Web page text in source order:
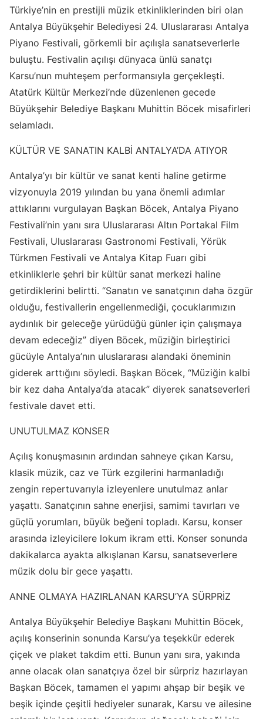
Türkiye’nin en prestijli müzik etkinliklerinden biri olan
Antalya Büyükşehir Belediyesi 24. Uluslararası Antalya
Piyano Festivali, görkemli bir açılışla sanatseverlerle
buluştu. Festivalin açılışı dünyaca ünlü sanatçı
Karsu’nun muhteşem performansıyla gerçekleşti.
Atatürk Kültür Merkezi’nde düzenlenen gecede
Büyükşehir Belediye Başkanı Muhittin Böcek misafirleri
selamladı.
KÜLTÜR VE SANATIN KALBİ ANTALYA’DA ATIYOR
Antalya’yı bir kültür ve sanat kenti haline getirme
vizyonuyla 2019 yılından bu yana önemli adımlar
attıklarını vurgulayan Başkan Böcek, Antalya Piyano
Festivali’nin yanı sıra Uluslararası Altın Portakal Film
Festivali, Uluslararası Gastronomi Festivali, Yörük
Türkmen Festivali ve Antalya Kitap Fuarı gibi
etkinliklerle şehri bir kültür sanat merkezi haline
getirdiklerini belirtti. “Sanatın ve sanatçının daha özgür
olduğu, festivallerin engellenmediği, çocuklarımızın
aydınlık bir geleceğe yürüdüğü günler için çalışmaya
devam edeceğiz” diyen Böcek, müziğin birleştirici
gücüyle Antalya’nın uluslararası alandaki öneminin
giderek arttığını söyledi. Başkan Böcek, “Müziğin kalbi
bir kez daha Antalya’da atacak” diyerek sanatseverleri
festivale davet etti.
UNUTULMAZ KONSER
Açılış konuşmasının ardından sahneye çıkan Karsu,
klasik müzik, caz ve Türk ezgilerini harmanladığı
zengin repertuvarıyla izleyenlere unutulmaz anlar
yaşattı. Sanatçının sahne enerjisi, samimi tavırları ve
güçlü yorumları, büyük beğeni topladı. Karsu, konser
arasında izleyicilere lokum ikram etti. Konser sonunda
dakikalarca ayakta alkışlanan Karsu, sanatseverlere
müzik dolu bir gece yaşattı.
ANNE OLMAYA HAZIRLANAN KARSU’YA SÜRPRİZ
Antalya Büyükşehir Belediye Başkanı Muhittin Böcek,
açılış konserinin sonunda Karsu’ya teşekkür ederek
çiçek ve plaket takdim etti. Bunun yanı sıra, yakında
anne olacak olan sanatçıya özel bir sürpriz hazırlayan
Başkan Böcek, tamamen el yapımı ahşap bir beşik ve
beşik içinde çeşitli hediyeler sunarak, Karsu ve ailesine